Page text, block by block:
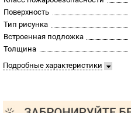
Поверхность
Тип рисунка
Встроенная подложка
Толщина
Подробные характеристики